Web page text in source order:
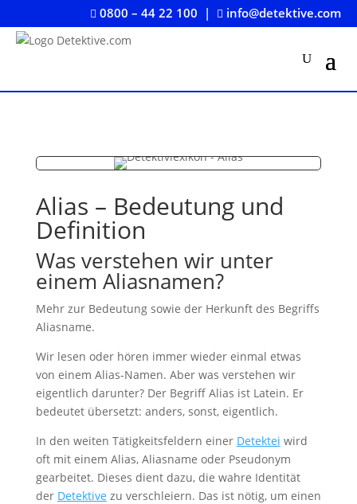
 0800 – 44 22 100 |  info@detektive.com
Alias – Bedeutung und
Definition
Was verstehen wir unter
einem Aliasnamen?
Mehr zur Bedeutung sowie der Herkunft des Begriffs
Aliasname.
Wir lesen oder hören immer wieder einmal etwas
von einem Alias-Namen. Aber was verstehen wir
eigentlich darunter? Der Begriff Alias ist Latein. Er
bedeutet übersetzt: anders, sonst, eigentlich.
In den weiten Tätigkeitsfeldern einer Detektei wird
oft mit einem Alias, Aliasname oder Pseudonym
gearbeitet. Dieses dient dazu, die wahre Identität
der Detektive zu verschleiern. Das ist nötig, um einen